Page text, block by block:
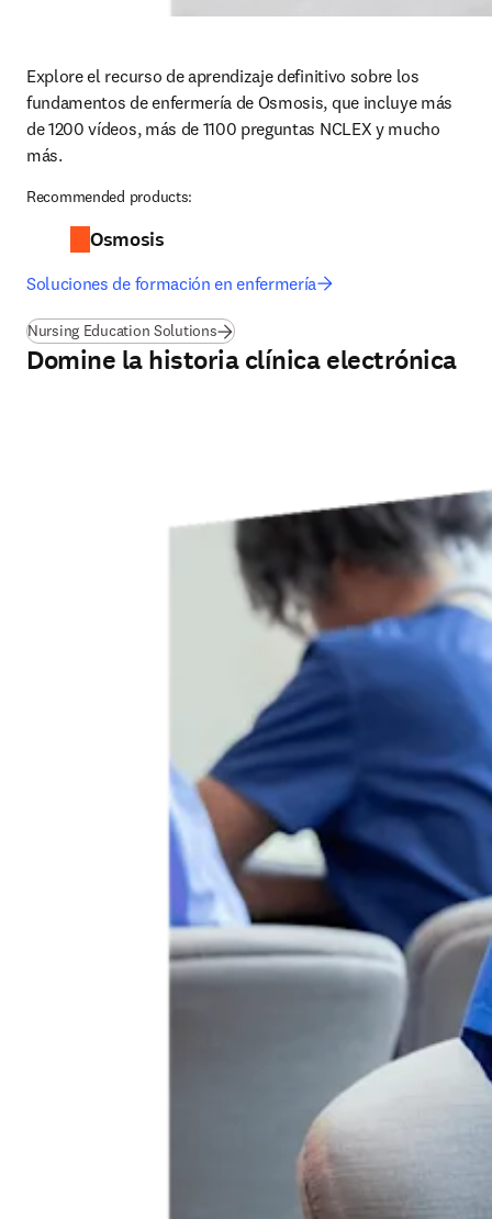
Explore el recurso de aprendizaje definitivo sobre los
fundamentos de enfermería de Osmosis, que incluye más
de 1200 vídeos, más de 1100 preguntas NCLEX y mucho
más.
Recommended products:
Osmosis
Soluciones de formación en enfermería
Nursing Education Solutions
Domine la historia clínica electrónica